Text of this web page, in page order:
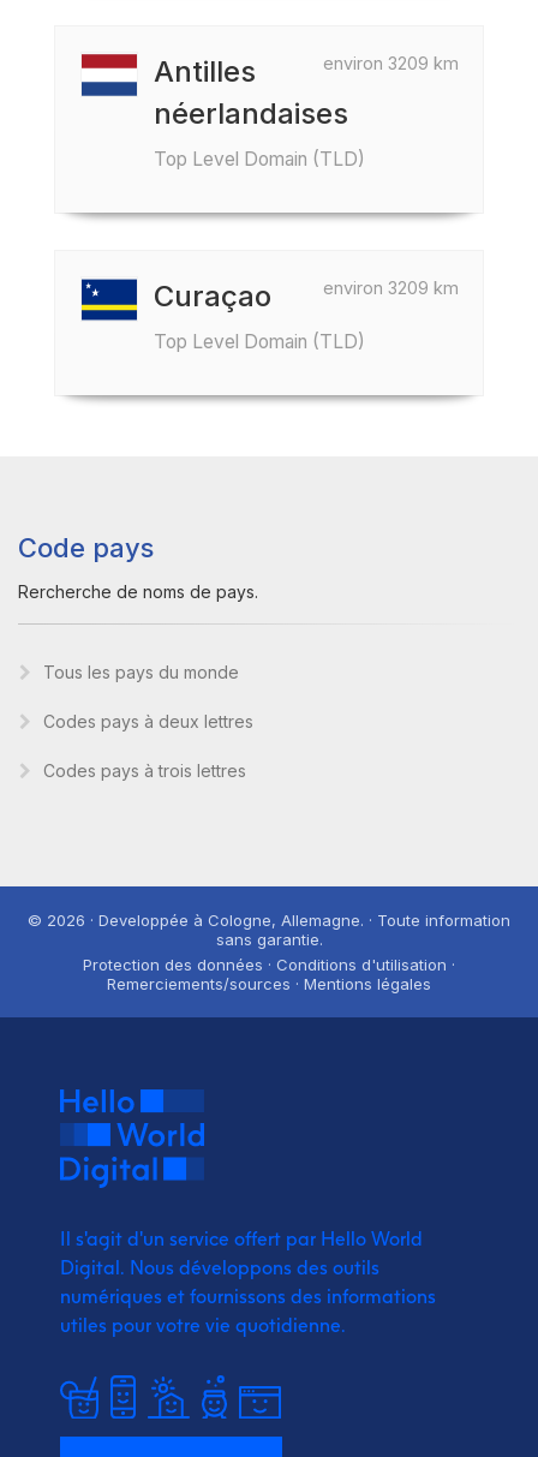
environ 3209 km
Antilles
néerlandaises
Top Level Domain (TLD)
environ 3209 km
Curaçao
Top Level Domain (TLD)
Code pays
Rercherche de noms de pays.
Tous les pays du monde
Codes pays à deux lettres
Codes pays à trois lettres
© 2026 · Developpée à Cologne, Allemagne. · Toute information
sans garantie.
Protection des données · Conditions d'utilisation ·
Remerciements/sources · Mentions légales
Il s'agit d'un service offert par Hello World
Digital. Nous développons des outils
numériques et fournissons des informations
utiles pour votre vie quotidienne.